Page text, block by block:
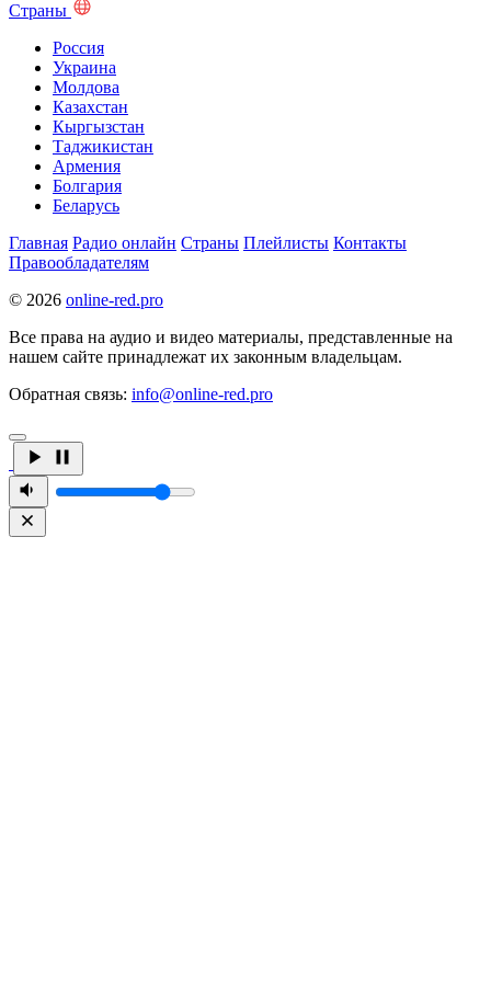
Страны
Россия
Украина
Молдова
Казахстан
Кыргызстан
Таджикистан
Армения
Болгария
Беларусь
Главная Радио онлайн Страны Плейлисты Контакты
Правообладателям
© 2026 online-red.pro
Все права на аудио и видео материалы, представленные на
нашем сайте принадлежат их законным владельцам.
Обратная связь: info@online-red.pro